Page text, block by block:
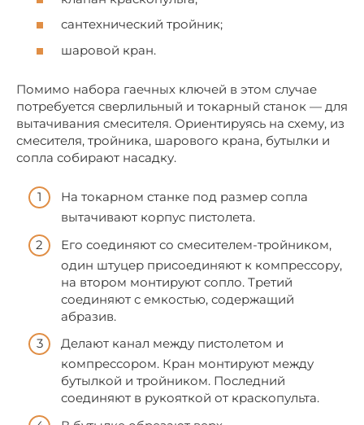
сантехнический тройник;
шаровой кран.
Помимо набора гаечных ключей в этом случае
потребуется сверлильный и токарный станок — для
вытачивания смесителя. Ориентируясь на схему, из
смесителя, тройника, шарового крана, бутылки и
сопла собирают насадку.
На токарном станке под размер сопла
вытачивают корпус пистолета.
Его соединяют со смесителем-тройником,
один штуцер присоединяют к компрессору,
на втором монтируют сопло. Третий
соединяют с емкостью, содержащий
абразив.
Делают канал между пистолетом и
компрессором. Кран монтируют между
бутылкой и тройником. Последний
соединяют в рукояткой от краскопульта.